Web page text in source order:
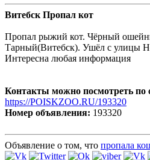
Витебск Пропал кот
Пропал рыжий кот. Чёрный
Тарный(Витебск). Ушёл с улицы
Интересна любая информация
Контакты можно посмотреть по
https://POISKZOO.RU/193320
Номер объявления: 193320
Объявление о том, что пропала